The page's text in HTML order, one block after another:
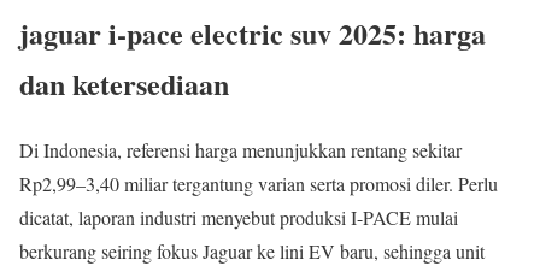
jaguar i-pace electric suv 2025: harga
dan ketersediaan
Di Indonesia, referensi harga menunjukkan rentang sekitar
Rp2,99–3,40 miliar tergantung varian serta promosi diler. Perlu
dicatat, laporan industri menyebut produksi I-PACE mulai
berkurang seiring fokus Jaguar ke lini EV baru, sehingga unit